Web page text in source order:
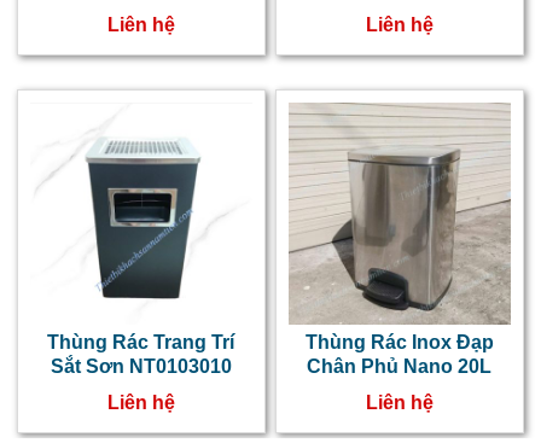
NTNT0103069
Liên hệ
NT0103048
Liên hệ
Thùng Rác Trang Trí
Sắt Sơn NT0103010
Liên hệ
Thùng Rác Inox Đạp
Chân Phủ Nano 20L
Liên hệ